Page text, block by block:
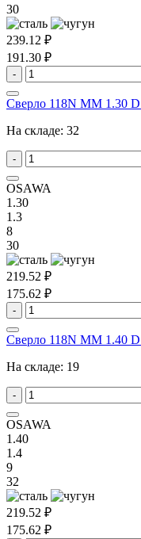
30
239.12 ₽
191.30 ₽
-
Сверло 118N MM 1.30
На складе: 32
-
OSAWA
1.30
1.3
8
30
219.52 ₽
175.62 ₽
-
Сверло 118N MM 1.40
На складе: 19
-
OSAWA
1.40
1.4
9
32
219.52 ₽
175.62 ₽